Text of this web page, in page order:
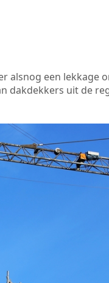
alsnog een lekkage
dakdekkers uit de